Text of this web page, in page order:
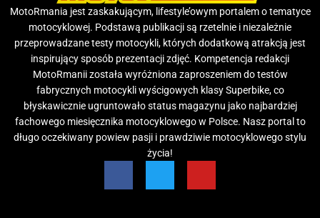
MotoRmania jest zaskakującym, lifestyle’owym portalem o tematyce
motocyklowej. Podstawą publikacji są rzetelnie i niezależnie
przeprowadzane testy motocykli, których dodatkową atrakcją jest
inspirujący sposób prezentacji zdjęć. Kompetencja redakcji
MotoRmanii została wyróżniona zaproszeniem do testów
fabrycznych motocykli wyścigowych klasy Superbike, co
błyskawicznie ugruntowało status magazynu jako najbardziej
fachowego miesięcznika motocyklowego w Polsce. Nasz portal to
długo oczekiwany powiew pasji i prawdziwie motocyklowego stylu
życia!